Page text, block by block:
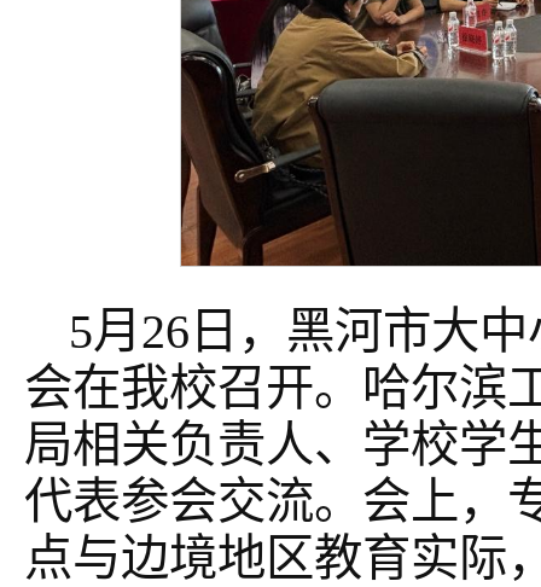
5月26日，黑河市大
会在我校召开。哈尔滨
局相关负责人、学校学
代表参会交流。会上，
点与边境地区教育实际